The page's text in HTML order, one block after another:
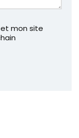
mon site